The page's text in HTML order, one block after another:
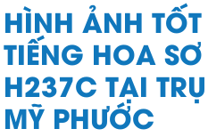
HÌNH ẢNH
TIẾNG HOA
H237C TẠI
MỸ PHƯỚC